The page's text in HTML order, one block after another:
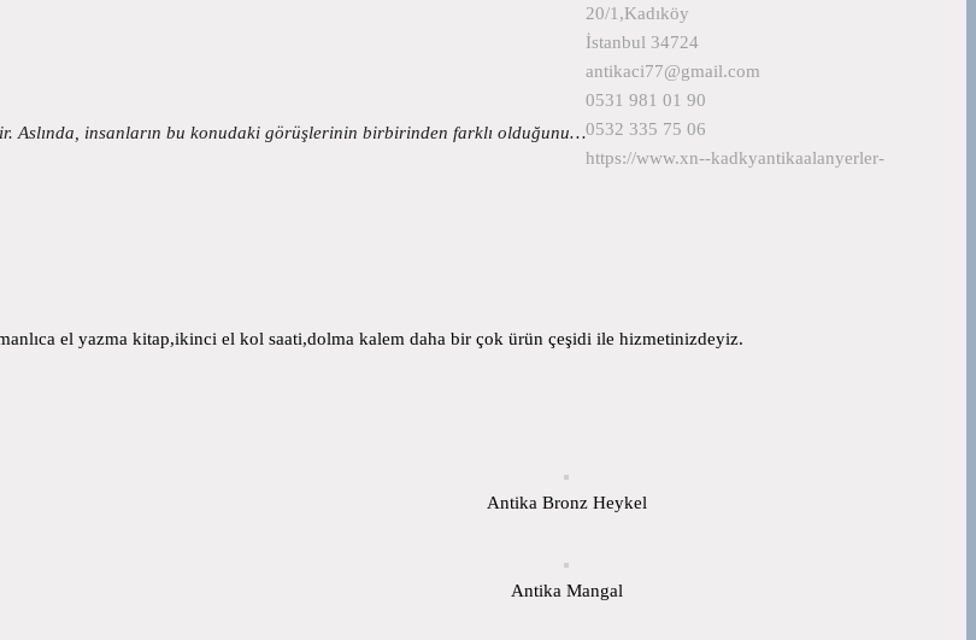
Aslında, insanların bu konudaki görüşlerinin birbirinden farklı olduğunu…
20/1,Kadıköy
İstanbul 34724
antikaci77@gmail.com
0531 981 01 90
0532 335 75 06
https://www.xn--kadkyantikaalanyerler-
el yazma kitap,ikinci el kol saati,dolma kalem daha bir çok ürün çeşidi ile hizmetinizdeyiz.
Antika Bronz Heykel
Antika Mangal